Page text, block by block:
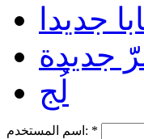
جديدا
جديدة
لُج
اسم المستخدم: *